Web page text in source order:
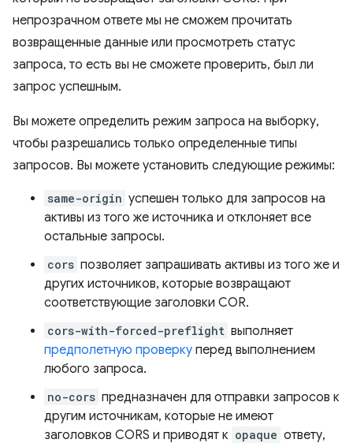
непрозрачном ответе мы не сможем прочитать
возвращенные данные или просмотреть статус
запроса, то есть вы не сможете проверить, был ли
запрос успешным.
Вы можете определить режим запроса на выборку,
чтобы разрешались только определенные типы
запросов. Вы можете установить следующие режимы:
same-origin успешен только для запросов на
активы из того же источника и отклоняет все
остальные запросы.
cors позволяет запрашивать активы из того же и
других источников, которые возвращают
соответствующие заголовки COR.
cors-with-forced-preflight выполняет
предполетную проверку перед выполнением
любого запроса.
no-cors предназначен для отправки запросов к
другим источникам, которые не имеют
заголовков CORS и приводят к opaque ответу,